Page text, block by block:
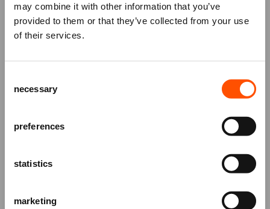
may combine it with other information that you’ve
provided to them or that they’ve collected from your use
of their services.
Selection
necessary
preferences
statistics
marketing
Mis niks
en speciale aanbiedingen!